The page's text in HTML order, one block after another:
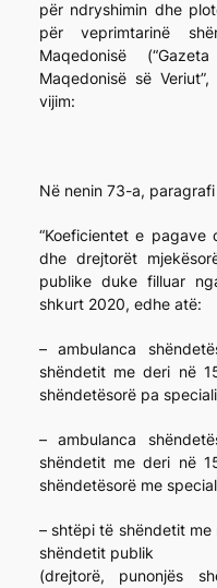
për ndryshimin dhe
për veprimtarinë
Maqedonisë
Maqedonisë së
vijim:
Në nenin 73-a,
“Koeficientet e
dhe drejtorët
publike duke filluar
shkurt 2020, edhe atë:
– ambulanca
shëndetit me deri në
shëndetësorë pa
– ambulanca
shëndetit me deri në
shëndetësorë me
– shtëpi të shëndetit
shëndetit publik
(drejtorë, punonjës